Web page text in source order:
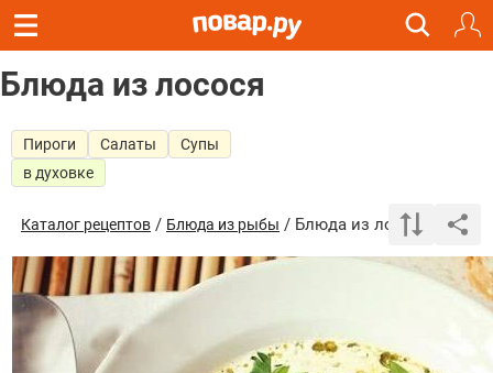
Блюда из лосося
Пироги Салаты
Супы
в духовке
Каталог рецептов / Блюда из рыбы / Блюда из лосося